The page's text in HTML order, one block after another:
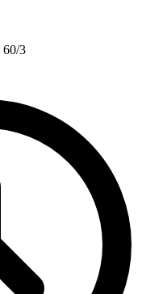
60/3